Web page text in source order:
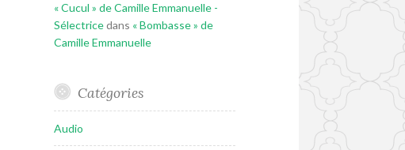
« Cucul » de Camille Emmanuelle -
Sélectricedans « Bombasse » de
Camille Emmanuelle
Catégories
Audio